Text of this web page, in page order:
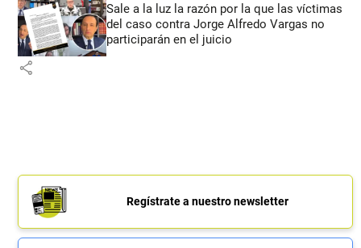
Sale a la luz la razón por la que las víctimas
del caso contra Jorge Alfredo Vargas no
participarán en el juicio
share
Regístrate a nuestro newsletter